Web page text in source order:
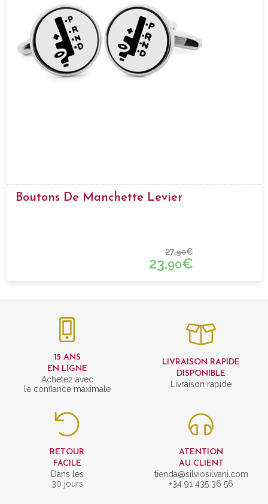
Boutons De Manchette Levier
27,90€
23,90€
15 ANS
EN LIGNE
Achetez avec
le confiance maximale
LIVRAISON RAPIDE
DISPONIBLE
Livraison rapide
RETOUR
FACILE
Dans les
30 jours
ATENTION
AU CLIENT
tienda@silviosilvani.com
+34 91 435 36 56